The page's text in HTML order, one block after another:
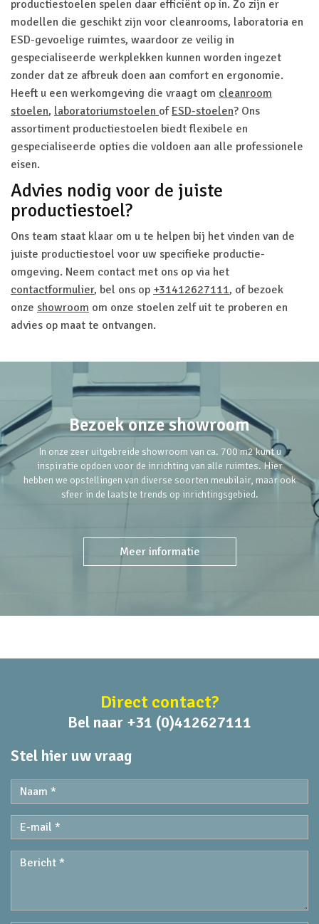
productiestoelen spelen daar efficiënt op in. Zo zijn er
modellen die geschikt zijn voor cleanrooms, laboratoria en
ESD-gevoelige ruimtes, waardoor ze veilig in
gespecialiseerde werkplekken kunnen worden ingezet
zonder dat ze afbreuk doen aan comfort en ergonomie.
Heeft u een werkomgeving die vraagt om cleanroom
stoelen, laboratoriumstoelen of ESD-stoelen? Ons
assortiment productiestoelen biedt flexibele en
gespecialiseerde opties die voldoen aan alle professionele
eisen.
Advies nodig voor de juiste
productiestoel?
Ons team staat klaar om u te helpen bij het vinden van de
juiste productiestoel voor uw specifieke productie-
omgeving. Neem contact met ons op via het
contactformulier, bel ons op +31412627111, of bezoek
onze showroom om onze stoelen zelf uit te proberen en
advies op maat te ontvangen.
Bezoek onze showroom
In onze zeer uitgebreide showroom van ca. 700 m2 kunt u
inspiratie opdoen voor de inrichting van alle ruimtes. Hier
hebben we opstellingen van diverse soorten meubilair, maar ook
sfeer in de laatste trends op inrichtingsgebied.
Meer informatie
Direct contact?
Bel naar +31 (0)412627111
Stel hier uw vraag